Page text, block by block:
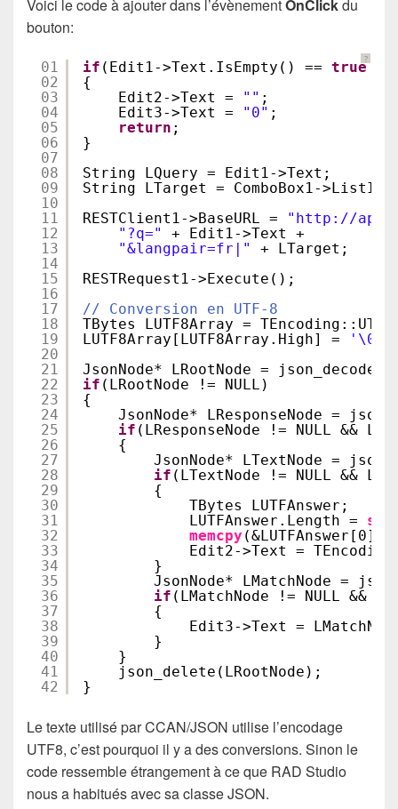
Voici le code à ajouter dans l’évènementOnClickdu
bouton:
?
01
02
03
04
05
06
07
08
09
10
11
12
13
14
15
16
17
18
19
20
21
22
23
24
25
26
27
28
29
30
31
32
33
34
35
36
37
38
39
40
41
42
if (Edit1->Text.IsEmpty() == true
{
Edit2->Text =
"" ;
Edit3->Text =
"0" ;
return ;
}
String LQuery = Edit1->Text;
String LTarget = ComboBox1-
RESTClient1->BaseURL =
" http://
"?q="
+ Edit1->Text +
"&langpair=fr|"
+ LTarget;
RESTRequest1->Execute();
// Conversion en UTF-8
TBytes LUTF8Array =
LUTF8Array[LUTF8Array.High] =
'\0'
JsonNode* LRootNode = json_decode((
if (LRootNode != NULL)
{
JsonNode* LResponseNode =
if (LResponseNode != NULL &&
{
JsonNode* LTextNode =
if (LTextNode != NULL &&
{
TBytes LUTFAnswer;
LUTFAnswer.Length =
memcpy
Edit2->Text =
}
JsonNode* LMatchNode =
if (LMatchNode != NULL &&
{
Edit3->Text =
}
}
json_delete(LRootNode);
}
Le texte utilisé par CCAN/JSON utilise l’encodage
UTF8, c’est pourquoi il y a des conversions. Sinon le
code ressemble étrangement à ce que RAD Studio
nous a habitués avec sa classe JSON.